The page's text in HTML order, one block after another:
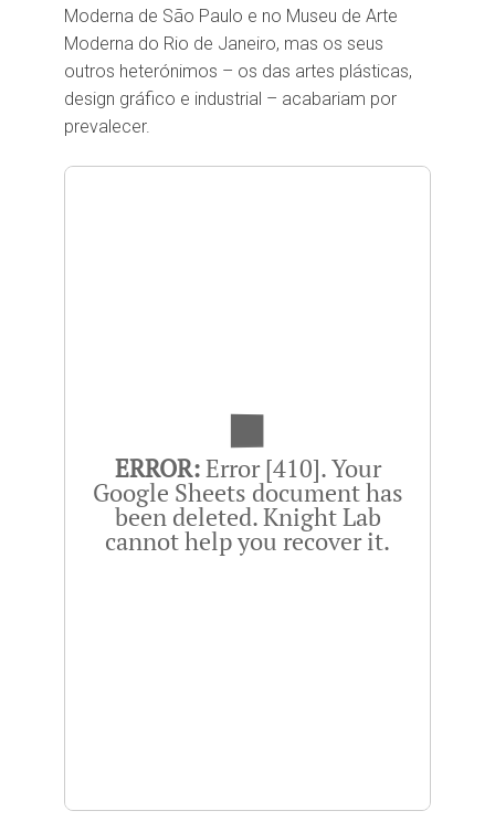
Moderna de São Paulo e no Museu de Arte
Moderna do Rio de Janeiro, mas os seus
outros heterónimos – os das artes plásticas,
design gráfico e industrial – acabariam por
prevalecer.
ERROR:Error [410]. Your
Google Sheets document has
been deleted. Knight Lab
cannot help you recover it.